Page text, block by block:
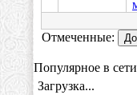
Отмеченные:
Популярное в сети